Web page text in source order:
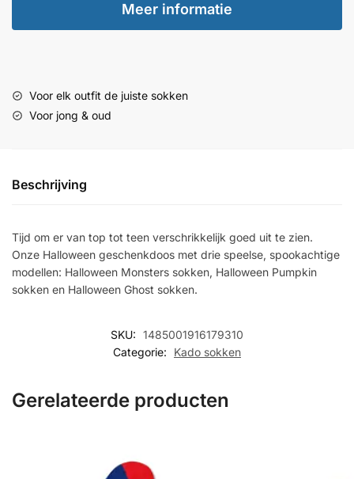
Meer informatie
Voor elk outfit de juiste sokken
Voor jong & oud
Beschrijving
Tijd om er van top tot teen verschrikkelijk goed uit te zien.
Onze Halloween geschenkdoos met drie speelse, spookachtige
modellen: Halloween Monsters sokken, Halloween Pumpkin
sokken en Halloween Ghost sokken.
SKU: 1485001916179310
Categorie:
Kado sokken
Gerelateerde producten